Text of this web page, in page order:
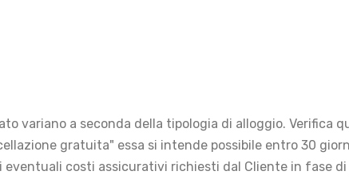
variano a seconda della tipologia di alloggio. Verifica
gratuita" essa si intende possibile entro 30
costi assicurativi richiesti dal Cliente in fase di